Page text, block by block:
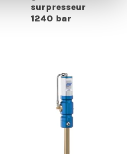
surpresseur
1240 bar